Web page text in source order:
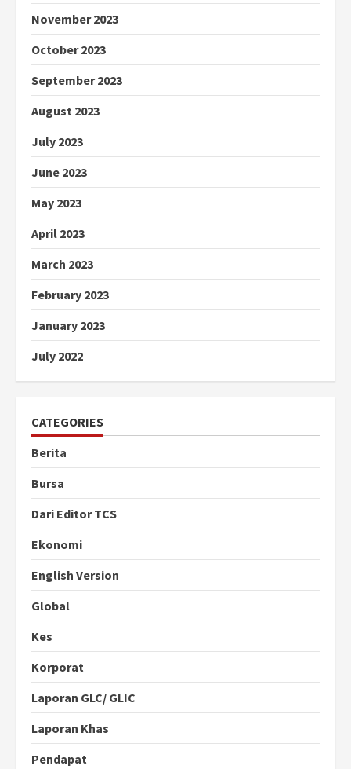
November 2023
October 2023
September 2023
August 2023
July 2023
June 2023
May 2023
April 2023
March 2023
February 2023
January 2023
July 2022
CATEGORIES
Berita
Bursa
Dari Editor TCS
Ekonomi
English Version
Global
Kes
Korporat
Laporan GLC/ GLIC
Laporan Khas
Pendapat